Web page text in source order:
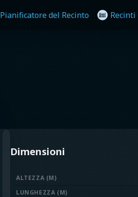
Pianificatore del Recinto Recinti
Dimensioni
ALTEZZA (M)
LUNGHEZZA (M)